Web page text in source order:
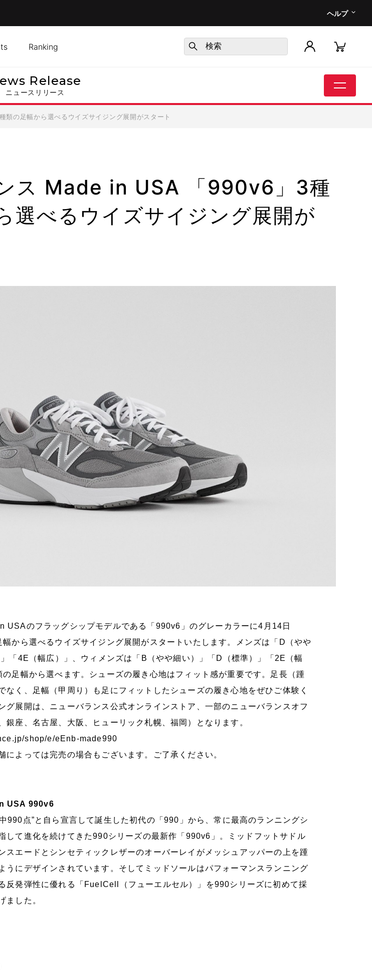
ヘルプ
Ranking
News Release
ニュースリリース
の足幅から選べるウイズサイジング展開がスタート
ス Made in USA 「990v6」3種
選べるウイズサイジング展開が
USAのフラッグシップモデルである「990v6」のグレーカラーに4月14日
幅から選べるウイズサイジング展開がスタートいたします。メンズは「D（やや
「4E（幅広）」、ウィメンズは「B（やや細い）」「D（標準）」「2E（幅
の足幅から選べます。シューズの履き心地はフィット感が重要です。足長（踵
なく、足幅（甲周り）も足にフィットしたシューズの履き心地をぜひご体験く
グ展開は、ニューバランス公式オンラインストア、一部のニューバランスオフ
銀座、名古屋、大阪、ヒューリック札幌、福岡）となります。
shop/e/eEnb-made990
よっては完売の場合もございます。ご了承ください。
USA 990v6
990点”と自ら宣言して誕生した初代の「990」から、常に最高のランニングシ
して進化を続けてきた990シリーズの最新作「990v6」。ミッドフットサドル
スエードとシンセティックレザーのオーバーレイがメッシュアッパーの上を踵
うにデザインされています。そしてミッドソールはパフォーマンスランニング
反発弾性に優れる「FuelCell（フューエルセル）」を990シリーズに初めて採
ました。